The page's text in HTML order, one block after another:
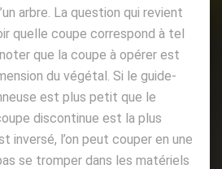
arbre. La question qui revient
quelle coupe correspond à tel
que la coupe à opérer est
du végétal. Si le guide-
est plus petit que le
discontinue est la plus
inversé, l’on peut couper en une
se tromper dans les matériels